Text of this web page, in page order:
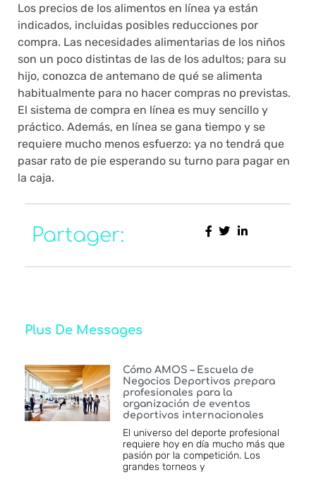
Los precios de los alimentos en línea ya están
indicados, incluidas posibles reducciones por
compra. Las necesidades alimentarias de los niños
son un poco distintas de las de los adultos; para su
hijo, conozca de antemano de qué se alimenta
habitualmente para no hacer compras no previstas.
El sistema de compra en línea es muy sencillo y
práctico. Además, en línea se gana tiempo y se
requiere mucho menos esfuerzo: ya no tendrá que
pasar rato de pie esperando su turno para pagar en
la caja.
Partager:
Plus De Messages
Cómo AMOS – Escuela de
Negocios Deportivos prepara
profesionales para la
organización de eventos
deportivos internacionales
El universo del deporte profesional
requiere hoy en día mucho más que
pasión por la competición. Los
grandes torneos y